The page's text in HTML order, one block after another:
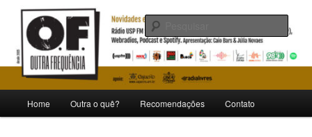
Pular
conteúdo
principal
Pular
conteúdo
secundárioOutra Frequência
Novidades e curiosidades de bandas e artistas nacionais
principal
Home Outra o quê? Recomendações Contato